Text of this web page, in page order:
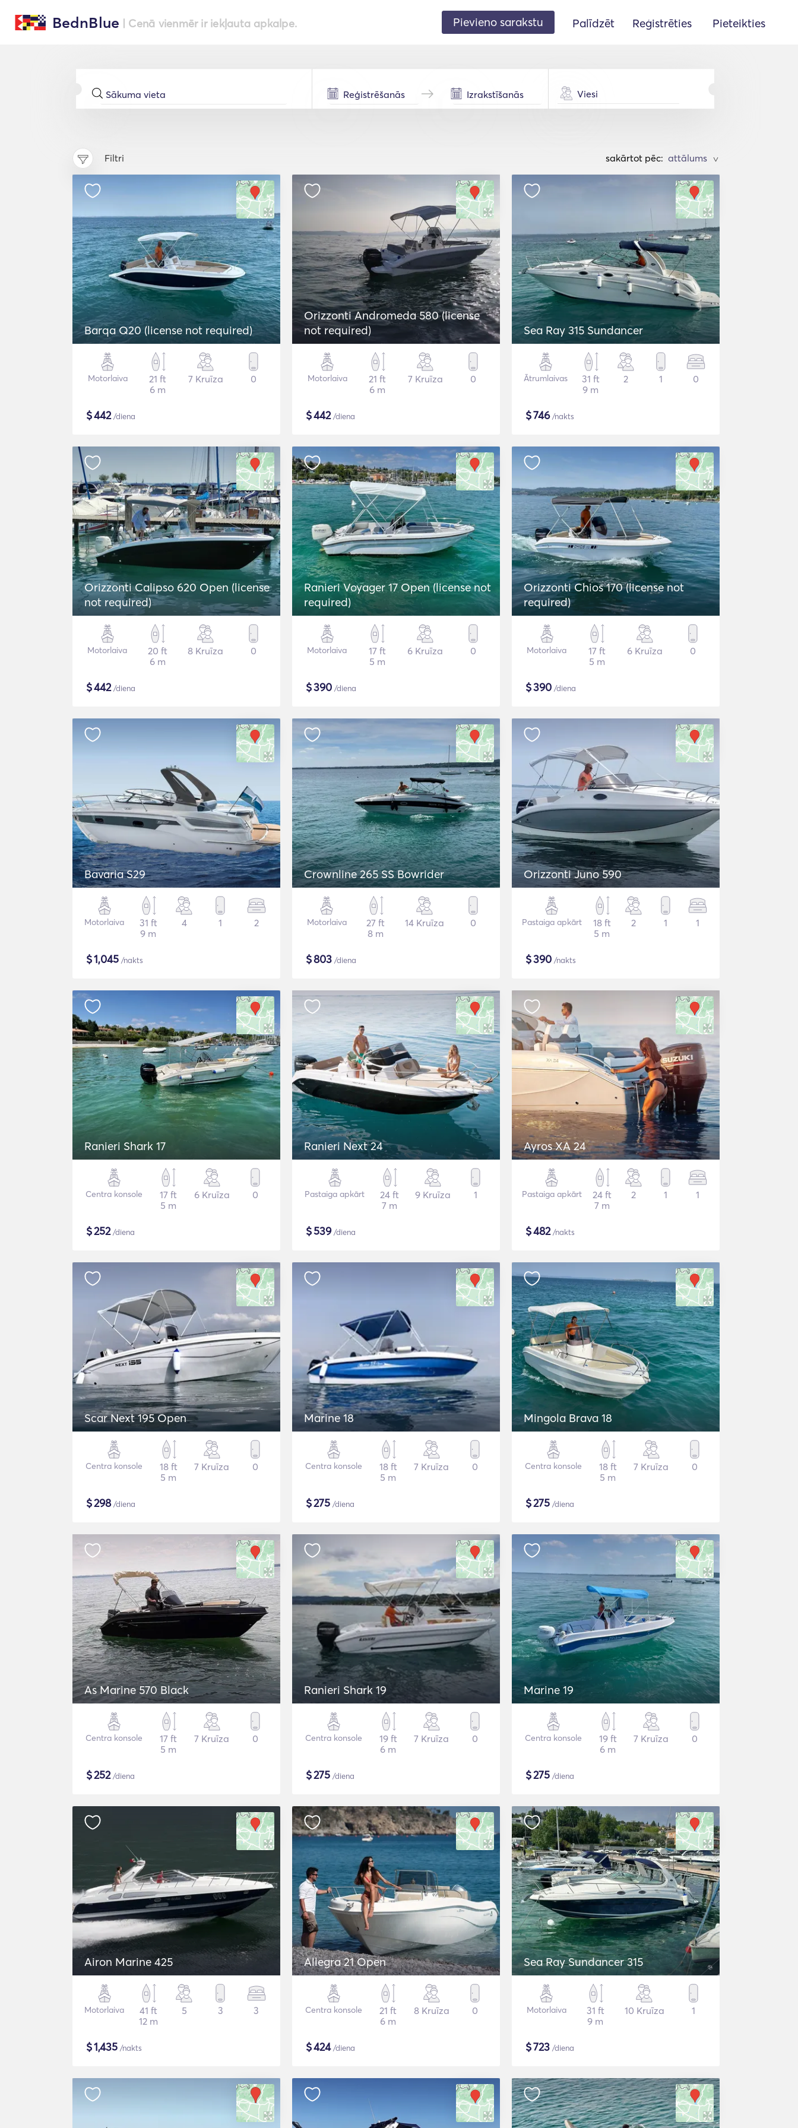
BednBlue | Cenā vienmēr ir iekļauta apkalpe. Pievieno sarakstu Palīdzēt Reģistrēties Pieteikties
Viesi
Filtri sakārtot pēc: >
Barqa Q20 (license not required)
Motorlaiva
21 ft
6 m
7 Kruīza 0
$442/diena
Orizzonti Andromeda 580 (license
not required)
Motorlaiva
21 ft
6 m
7 Kruīza 0
$442/diena
Sea Ray 315 Sundancer
Ātrumlaivas
31 ft
9 m
2 1 0
$746/nakts
Orizzonti Calipso 620 Open (license
not required)
Motorlaiva
20 ft
6 m
8 Kruīza 0
$442/diena
Ranieri Voyager 17 Open (license not
required)
Motorlaiva
17 ft
5 m
6 Kruīza 0
$390 /diena
Orizzonti Chios 170 (license not
required)
Motorlaiva
17 ft
5 m
6 Kruīza 0
$390 /diena
Bavaria S29
Motorlaiva
31 ft
9 m
4 1 2
$1,045 /nakts
Crownline 265 SS Bowrider
Motorlaiva
27 ft
8 m
14 Kruīza 0
$803 /diena
Orizzonti Juno 590
Pastaiga apkārt
18 ft
5 m
2 1 1
$390 /nakts
Ranieri Shark 17
Centra konsole
17 ft
5 m
6 Kruīza 0
$252/diena
Ranieri Next 24
Pastaiga apkārt
24 ft
7 m
9 Kruīza 1
$539/diena
Ayros XA 24
Pastaiga apkārt
24 ft
7 m
2 1 1
$482/nakts
Scar Next 195 Open
Centra konsole
18 ft
5 m
7 Kruīza 0
$298/diena
Marine 18
Centra konsole
18 ft
5 m
7 Kruīza 0
$275 /diena
Mingola Brava 18
Centra konsole
18 ft
5 m
7 Kruīza 0
$275 /diena
As Marine 570 Black
Centra konsole
17 ft
5 m
7 Kruīza 0
$252/diena
Ranieri Shark 19
Centra konsole
19 ft
6 m
7 Kruīza 0
$275 /diena
Marine 19
Centra konsole
19 ft
6 m
7 Kruīza 0
$275 /diena
Airon Marine 425
Motorlaiva
41 ft
12 m
5 3 3
$1,435 /nakts
Allegra 21 Open
Centra konsole
21 ft
6 m
8 Kruīza 0
$424/diena
Sea Ray Sundancer 315
Motorlaiva
31 ft
9 m
10 Kruīza 1
$723 /diena